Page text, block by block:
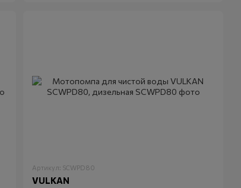
Артикул: SCWPD80
VULKAN